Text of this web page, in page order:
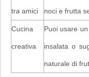
tra amici noci e frutta
Cucina
creativa
Puoi usare
insalata o
naturale di